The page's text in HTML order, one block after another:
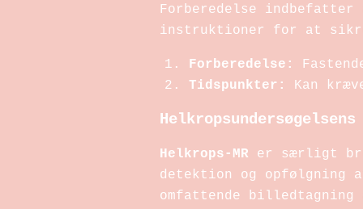
Forberedelse
instruktioner for at
Forberedelse:
Tidspunkter:
Kan
Helkrops-MR er særligt
detektion og opfølgning af
omfattende